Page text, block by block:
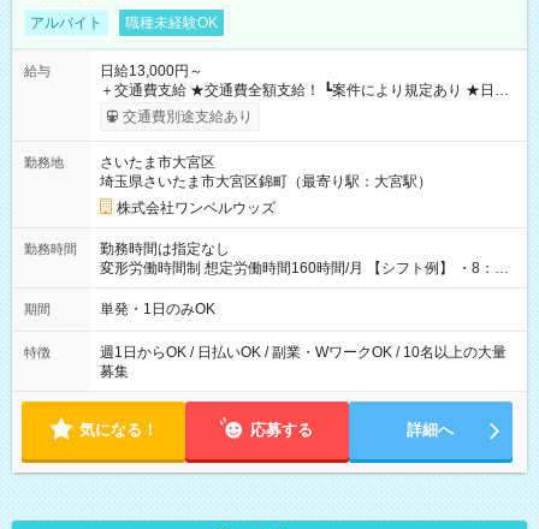
アルバイト 職種未経験OK
給与
日給13,000円～
＋交通費支給 ★交通費全額支給！ ┗案件により規定あり ★日払
いOK！（規定あり） ┗働いたその日に現金GET♪ お仕事後はコ
ンビニATMから 日払い分を引き落とせます！ 【試用期間】試
交通費別途支給あり
勤務地
さいたま市大宮区
埼玉県さいたま市大宮区錦町（最寄り駅：大宮駅）
株式会社ワンベルウッズ
勤務時間
勤務時間は指定なし
変形労働時間制 想定労働時間160時間/月 【シフト例】 ・8：00
～21：00
期間 単発・1日のみOK
特徴
週1日からOK / 日払いOK / 副業・WワークOK / 10名以上の大量
募集
気になる！ 応募する 詳細へ